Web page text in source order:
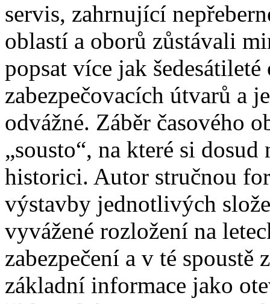
servis, zahrnující
oblastí a oborů zůstávali
popsat více jak
zabezpečovacích útvarů a
odvážné. Záběr časového
„sousto“, na které si
historici. Autor stručnou
výstavby jednotlivých
vyvážené rozložení na
zabezpečení a v té
základní informace jako